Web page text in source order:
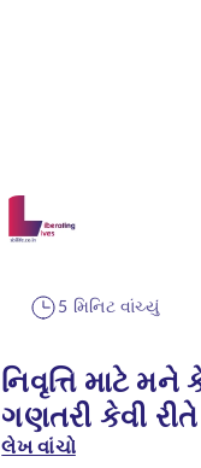
5 મિનિટ વાંચ્યું
નિવૃત્તિ માટે
ગણતરી કેવી
લેખ વાંચો